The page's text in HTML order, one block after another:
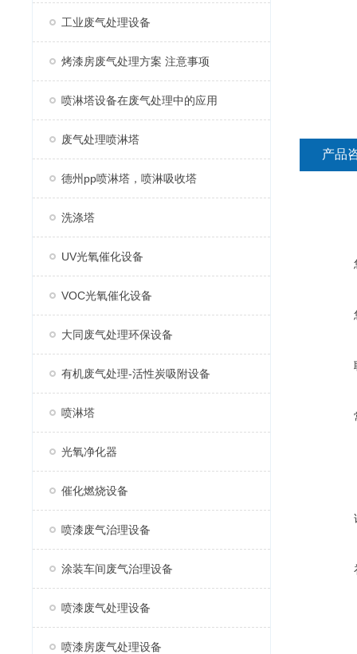
工业废气处理设备
烤漆房废气处理方案 注意事项
喷淋塔设备在废气处理中的应用
废气处理喷淋塔
德州pp喷淋塔，喷淋吸收塔
洗涤塔
UV光氧催化设备
VOC光氧催化设备
大同废气处理环保设备
有机废气处理-活性炭吸附设备
喷淋塔
光氧净化器
催化燃烧设备
喷漆废气治理设备
涂装车间废气治理设备
喷漆废气处理设备
喷漆房废气处理设备
产品